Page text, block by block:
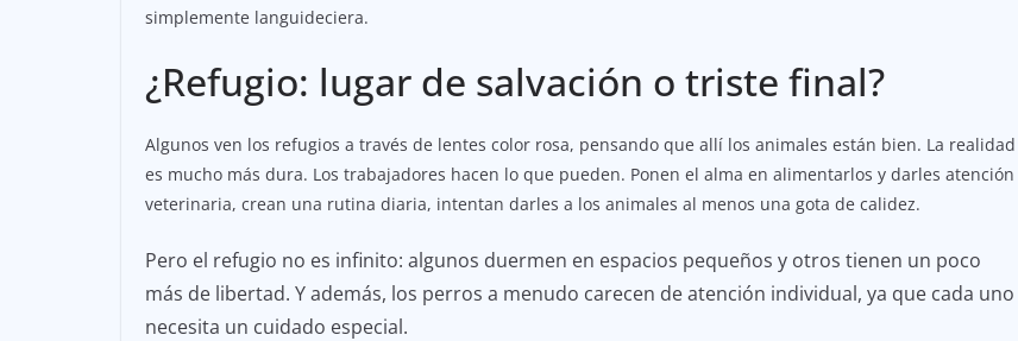
simplemente languideciera.
¿Refugio: lugar de salvación o triste final?
Algunos ven los refugios a través de lentes color rosa, pensando que allí los animales están bien. La realidad
es mucho más dura. Los trabajadores hacen lo que pueden. Ponen el alma en alimentarlos y darles atención
veterinaria, crean una rutina diaria, intentan darles a los animales al menos una gota de calidez.
Pero el refugio no es infinito: algunos duermen en espacios pequeños y otros tienen un poco
más de libertad. Y además, los perros a menudo carecen de atención individual, ya que cada uno
necesita un cuidado especial.